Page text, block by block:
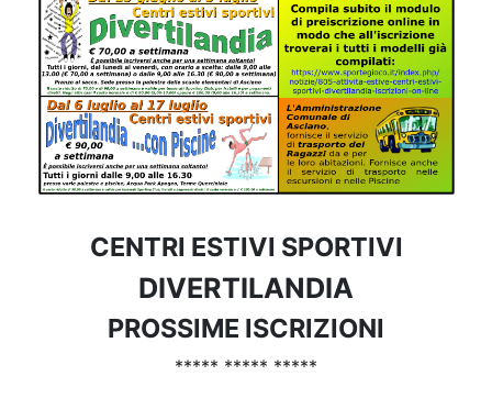
CENTRI ESTIVI SPORTIVI
DIVERTILANDIA
PROSSIME ISCRIZIONI
***** ***** *****